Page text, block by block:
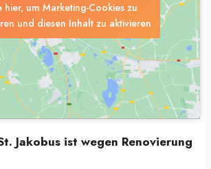
hier, um Marketing-Cookies zu
und diesen Inhalt zu aktivieren
Jakobus ist wegen Renovierung